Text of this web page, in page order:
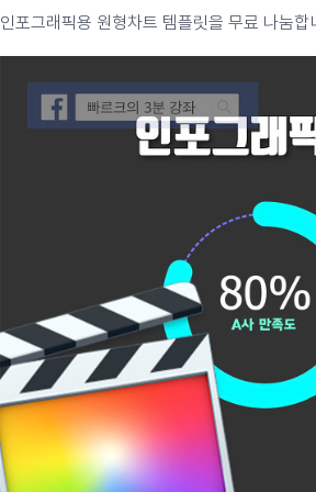
인포그래픽용 원형차트 템플릿을 무료 나눔합